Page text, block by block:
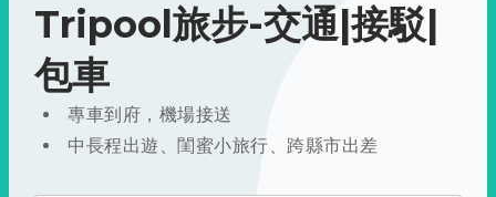
Tripool旅步-交通|接駁|
包車
專車到府，機場接送
中長程出遊、閨蜜小旅行、跨縣市出差